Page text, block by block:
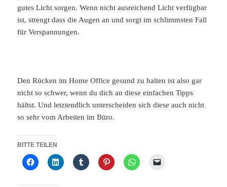
gutes Licht sorgen. Wenn nicht ausreichend Licht verfügbar
ist, strengt dass die Augen an und sorgt im schlimmsten Fall
für Verspannungen.
Den Rücken im Home Office gesund zu halten ist also gar
nicht so schwer, wenn du dich an diese einfachen Tipps
hältst. Und letztendlich unterscheiden sich diese auch nicht
so sehr vom Arbeiten im Büro.
BITTE TEILEN